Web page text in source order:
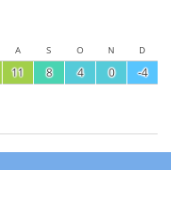
A S O N D
11 8 4 0 -4